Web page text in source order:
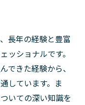
長年の経験と豊富
ッショナルです。
できた経験から、
しています。ま
いての深い知識を